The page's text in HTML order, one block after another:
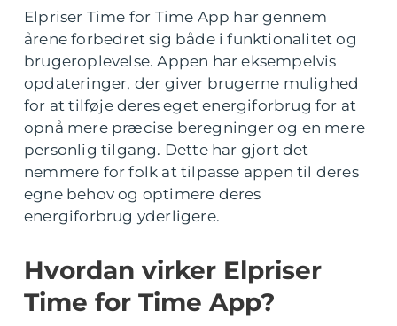
Elpriser Time for Time App har gennem
årene forbedret sig både i funktionalitet og
brugeroplevelse. Appen har eksempelvis
opdateringer, der giver brugerne mulighed
for at tilføje deres eget energiforbrug for at
opnå mere præcise beregninger og en mere
personlig tilgang. Dette har gjort det
nemmere for folk at tilpasse appen til deres
egne behov og optimere deres
energiforbrug yderligere.
Hvordan virker Elpriser
Time for Time App?